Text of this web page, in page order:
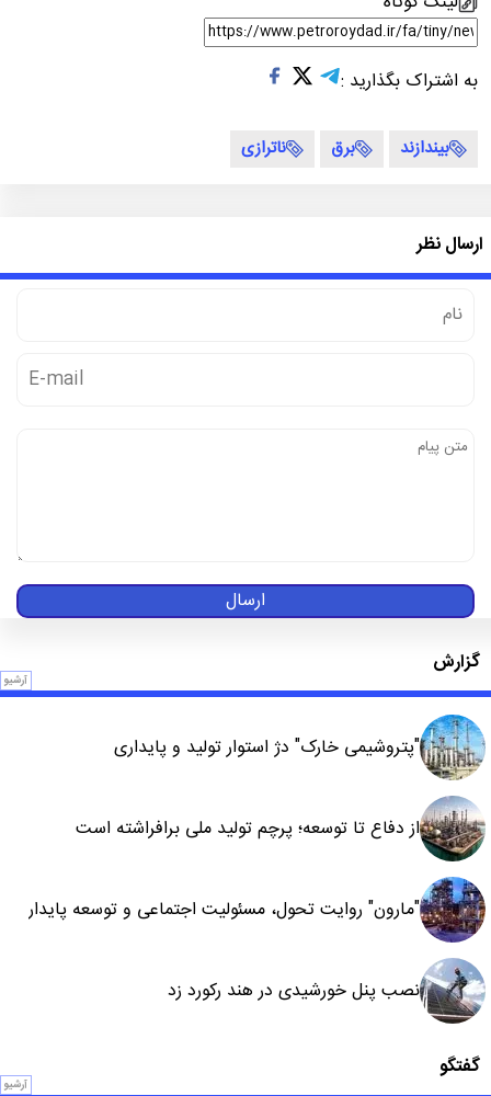
به اشتراک بگذارید :
بیندازند برق ناترازی
ارسال نظر
ارسال
گزارش
آرشیو
"پتروشیمی خارک" دژ استوار تولید و پایداری
از دفاع تا توسعه؛ پرچم تولید ملی برافراشته است
"مارون" روایت تحول، مسئولیت اجتماعی و توسعه پایدار
نصب پنل خورشیدی در هند رکورد زد
گفتگو
آرشیو